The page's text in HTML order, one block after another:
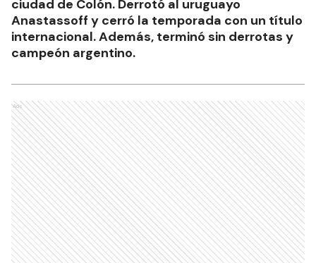
ciudad de Colón. Derrotó al uruguayo
Anastassoff y cerró la temporada con un título
internacional. Además, terminó sin derrotas y
campeón argentino.
Ads